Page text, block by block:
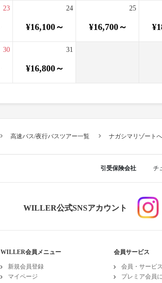
23
¥16,100～
24
¥16,700～
25
30
¥16,800～
31
高速バス/夜行バスツアー一覧 ナガシマリゾート
引受保険会社 チ
WILLER公式SNSアカウント
WILLER会員メニュー
新規会員登録
マイページ
会員サービス
会員・サービ
プレミア会員